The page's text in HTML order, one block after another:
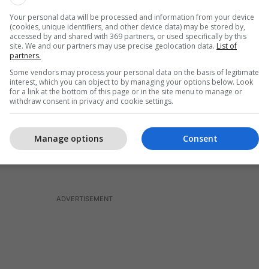
përafruar në legjislacionin tonë kombëtar dhe
2011 me Urdhrin e Ministrit të Bujqësisë nr.357
kushtet e tregtimit dhe përdorimit në kafshë të
veprim hormonal ose tireostatik dhe të beta-
është një produkt mjekësor veterinar që
në Rregulloren e Bashkimit Evropian
është përafruar në legjislacionin tonë kombëtar
të Bujqësisë Nr.15 datë 5.10.2010, i ndryshuar
2010”,sqaron ministria e Bujqësisë, shkruan
Your personal data will be processed and information from your device
(cookies, unique identifiers, and other device data) may be stored by,
accessed by and shared with 369 partners, or used specifically by this
site. We and our partners may use precise geolocation data. List of
partners.
Some vendors may process your personal data on the basis of legitimate
interest, which you can object to by managing your options below. Look
for a link at the bottom of this page or in the site menu to manage or
withdraw consent in privacy and cookie settings.
Consent
Manage options